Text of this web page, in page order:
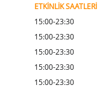
ETKİNLİK SAATLERİ
15:00-23:30
15:00-23:30
15:00-23:30
15:00-23:30
15:00-23:30